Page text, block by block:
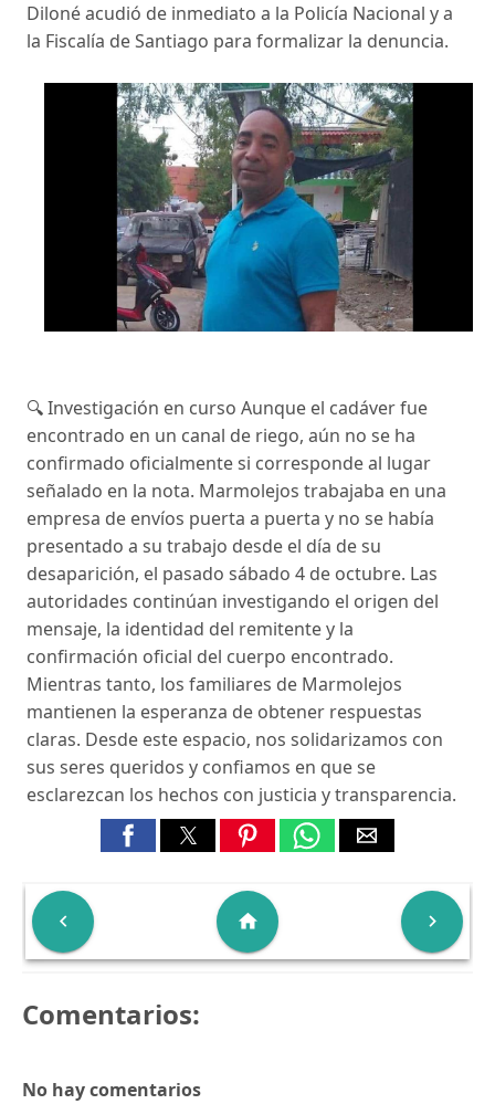
Diloné acudió de inmediato a la Policía Nacional y a
la Fiscalía de Santiago para formalizar la denuncia.
🔍 Investigación en curso Aunque el cadáver fue
encontrado en un canal de riego, aún no se ha
confirmado oficialmente si corresponde al lugar
señalado en la nota. Marmolejos trabajaba en una
empresa de envíos puerta a puerta y no se había
presentado a su trabajo desde el día de su
desaparición, el pasado sábado 4 de octubre. Las
autoridades continúan investigando el origen del
mensaje, la identidad del remitente y la
confirmación oficial del cuerpo encontrado.
Mientras tanto, los familiares de Marmolejos
mantienen la esperanza de obtener respuestas
claras. Desde este espacio, nos solidarizamos con
sus seres queridos y confiamos en que se
esclarezcan los hechos con justicia y transparencia.
 
home
Comentarios:
No hay comentarios